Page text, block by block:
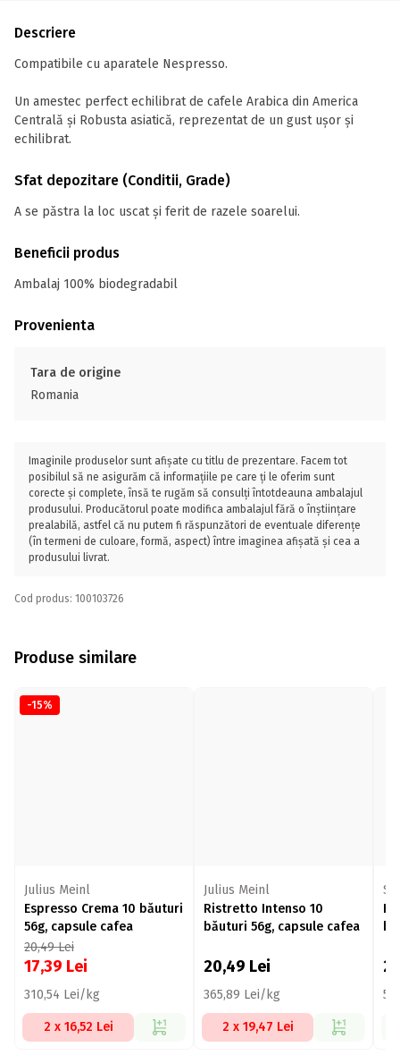
Descriere
Compatibile cu aparatele Nespresso.
Un amestec perfect echilibrat de cafele Arabica din America
Centrală și Robusta asiatică, reprezentat de un gust ușor și
echilibrat.
Sfat depozitare (Conditii, Grade)
A se păstra la loc uscat și ferit de razele soarelui.
Beneficii produs
Ambalaj 100% biodegradabil
Provenienta
Tara de origine
Romania
Imaginile produselor sunt afișate cu titlu de prezentare. Facem tot
posibilul să ne asigurăm că informațiile pe care ți le oferim sunt
corecte și complete, însă te rugăm să consulți întotdeauna ambalajul
produsului. Producătorul poate modifica ambalajul fără o înștiințare
prealabilă, astfel că nu putem fi răspunzători de eventuale diferențe
(în termeni de culoare, formă, aspect) între imaginea afișată și cea a
produsului livrat.
Cod produs: 100103726
Produse similare
-15%
Julius Meinl
Espresso Crema 10 băuturi
56g, capsule cafea
20,49Lei
17,39 Lei
310,54 Lei/kg
2 x 16,52 Lei
Julius Meinl
Ristretto Intenso 10
băuturi 56g, capsule cafea
20,49 Lei
365,89 Lei/kg
2 x 19,47 Lei